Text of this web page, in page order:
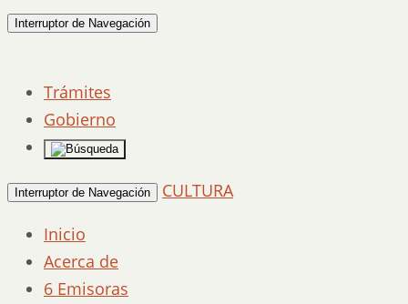
Interruptor de Navegación
Trámites
Gobierno
Interruptor de Navegación
CULTURA
Inicio
Acerca de
6 Emisoras